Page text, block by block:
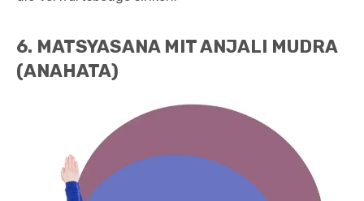
6. MATSYASANA MIT ANJALI MUDRA
(ANAHATA)